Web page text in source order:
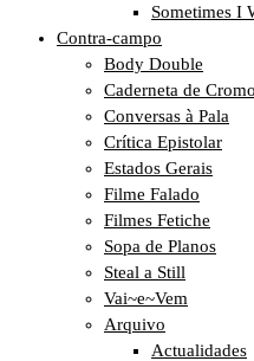
Sometimes I
Contra-campo
Body Double
Caderneta de
Conversas à Pala
Crítica Epistolar
Estados Gerais
Filme Falado
Filmes Fetiche
Sopa de Planos
Steal a Still
Vai~e~Vem
Arquivo
Actualidades